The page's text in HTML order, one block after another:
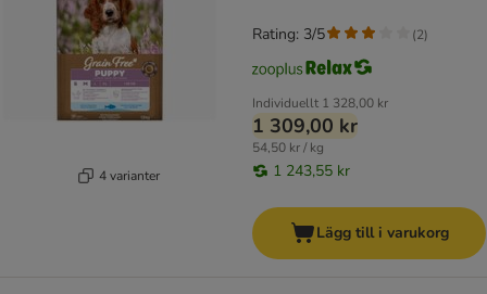
4 varianter
Individuellt 1 328,00 kr
1 309,00 kr
54,50 kr / kg
1 243,55 kr
Rating: 3/5 (2)
Lägg till i varukorg